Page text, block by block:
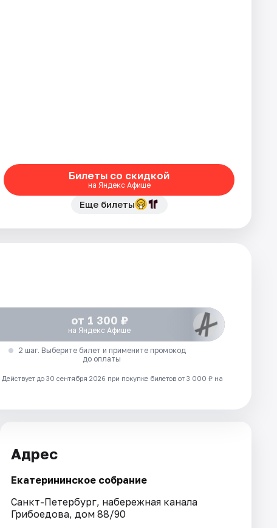
Билеты со скидкой
на Яндекс Афише
Еще билеты
от 1 300 ₽
на Яндекс Афише
2 шаг. Выберите билет и примените промокод
до оплаты
Действует до 30 сентября 2026 при покупке билетов от 3 000 ₽ на
Адрес
Екатерининское собрание
Санкт-Петербург, набережная канала
Грибоедова, дом 88/90